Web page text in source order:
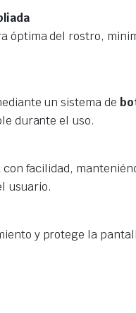
óptima del rostro,
un sistema de
durante el uso.
facilidad,
usuario.
y protege la